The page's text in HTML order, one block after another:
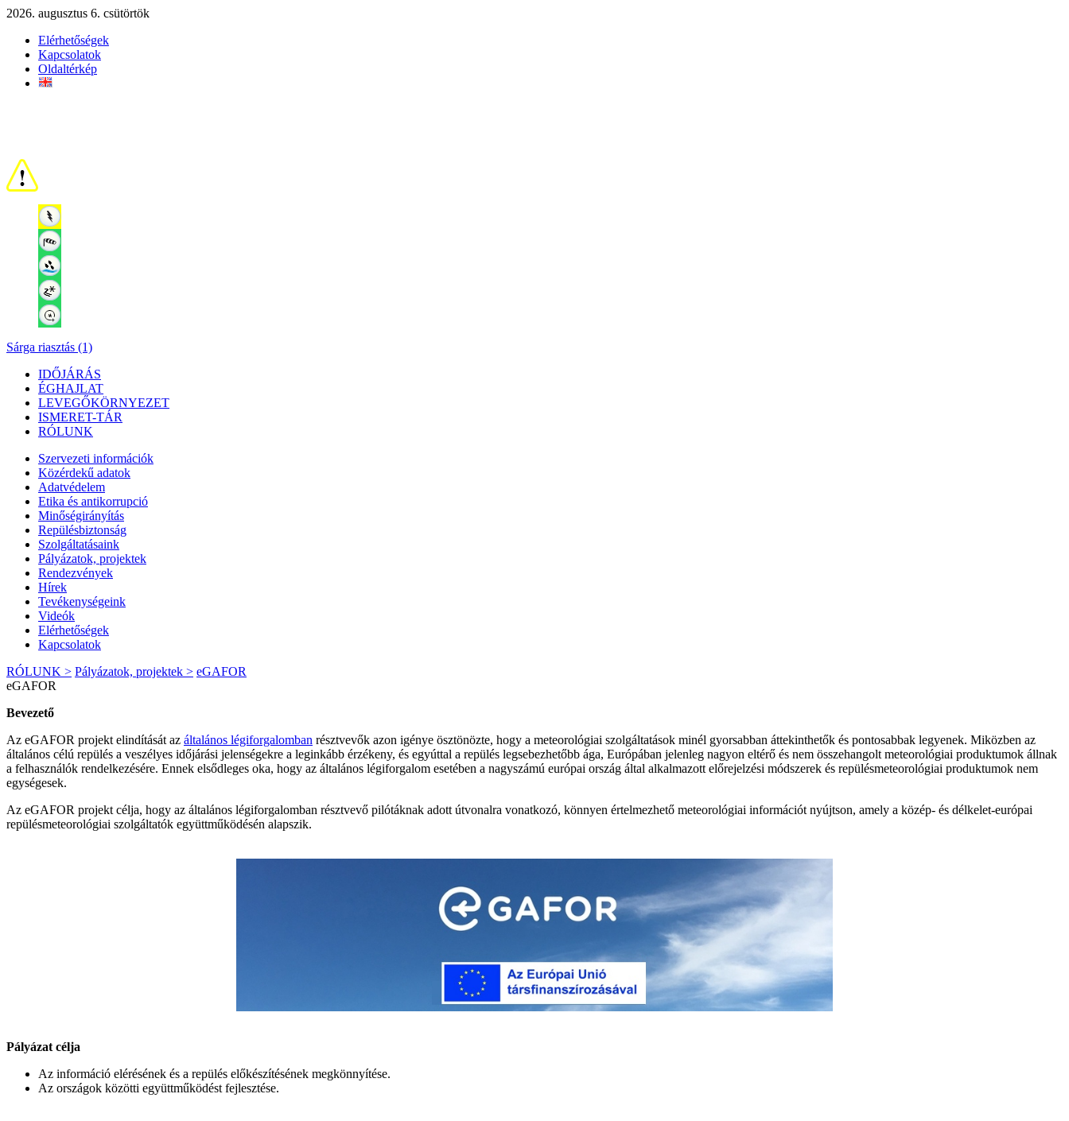
2026. augusztus 6. csütörtök
Elérhetőségek
Kapcsolatok
Oldaltérkép
Sárga riasztás (1)
IDŐJÁRÁS
ÉGHAJLAT
LEVEGŐKÖRNYEZET
ISMERET-TÁR
RÓLUNK
Szervezeti információk
Közérdekű adatok
Adatvédelem
Etika és antikorrupció
Minőségirányítás
Repülésbiztonság
Szolgáltatásaink
Pályázatok, projektek
Rendezvények
Hírek
Tevékenységeink
Videók
Elérhetőségek
Kapcsolatok
RÓLUNK > Pályázatok, projektek > eGAFOR
eGAFOR
Bevezető
Az eGAFOR projekt elindítását az általános légiforgalomban résztvevők azon igénye ösztönözte, hogy a meteorológiai szolgáltatások minél gyorsabban áttekinthetők és pontosabbak legyenek. Miközben az
általános célú repülés a veszélyes időjárási jelenségekre a leginkább érzékeny, és egyúttal a repülés legsebezhetőbb ága, Európában jelenleg nagyon eltérő és nem összehangolt meteorológiai produktumok állnak
a felhasználók rendelkezésére. Ennek elsődleges oka, hogy az általános légiforgalom esetében a nagyszámú európai ország által alkalmazott előrejelzési módszerek és repülésmeteorológiai produktumok nem
egységesek.
Az eGAFOR projekt célja, hogy az általános légiforgalomban résztvevő pilótáknak adott útvonalra vonatkozó, könnyen értelmezhető meteorológiai információt nyújtson, amely a közép- és délkelet-európai
repülésmeteorológiai szolgáltatók együttműködésén alapszik.
Pályázat célja
Az információ elérésének és a repülés előkészítésének megkönnyítése.
Az országok közötti együttműködést fejlesztése.